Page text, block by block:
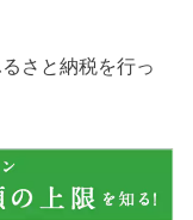
さと納税を行っ